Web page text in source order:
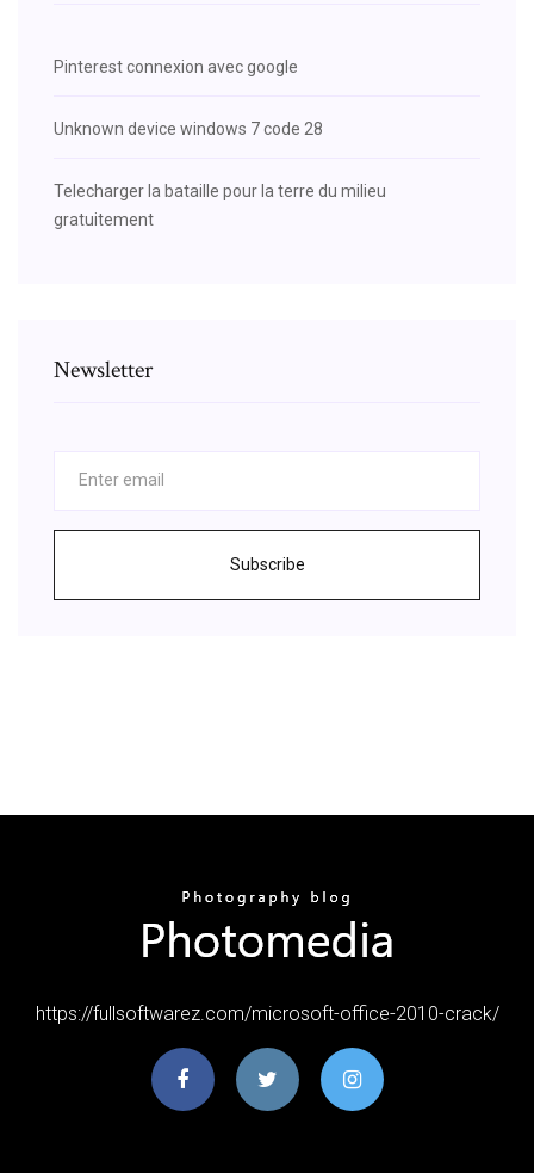
Pinterest connexion avec google
Unknown device windows 7 code 28
Telecharger la bataille pour la terre du milieu
gratuitement
Newsletter
Subscribe
https://fullsoftwarez.com/microsoft-office-2010-crack/